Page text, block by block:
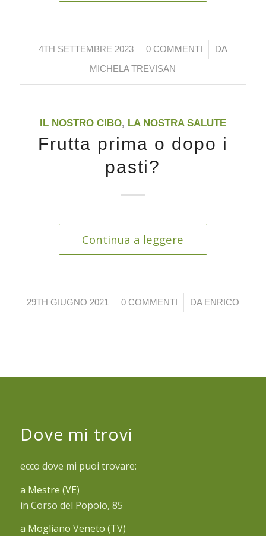
4TH SETTEMBRE 2023
/ 0 COMMENTI
/ DA
MICHELA TREVISAN
IL NOSTRO CIBO, LA NOSTRA SALUTE
Frutta prima o dopo i
pasti?
Continua a leggere
29TH GIUGNO 2021
/ 0 COMMENTI
/ DA ENRICO
Dove mi trovi
ecco dove mi puoi trovare:
a Mestre (VE)
in Corso del Popolo, 85
a Mogliano Veneto (TV)